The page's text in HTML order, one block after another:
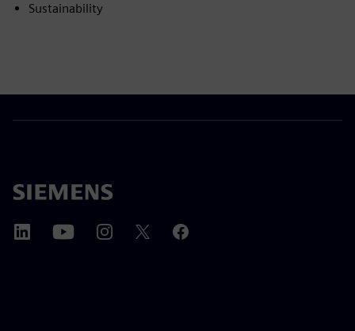
Sustainability